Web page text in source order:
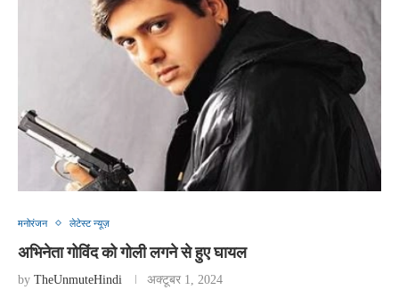
मनोरंजन लेटेस्ट न्यूज़
अभिनेता गोविंद को गोली लगने से हुए घायल
by TheUnmuteHindi अक्टूबर 1, 2024